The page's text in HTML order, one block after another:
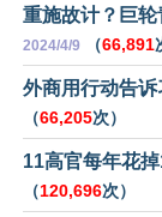
重施故计？巨
2024/4/9 （66,891
外商用行动告
（66,205次）
11高官每年花
（120,696次）